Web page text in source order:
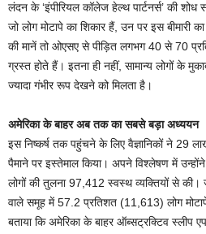
लंदन के ‘इंपीरियल कॉलेज हेल्थ पार्टनर्स’ की
जो लोग मोटापे का शिकार हैं, उन पर इस बीमारी
की मानें तो ओएसए से पीड़ित लगभग 40 से 70
ग्रस्त होते हैं। इतना ही नहीं, सामान्य लोगों के
ज्यादा गंभीर रूप देखने को मिलता है।
अमेरिका के बाहर अब तक का सबसे बड़ा अध्ययन
इस निष्कर्ष तक पहुंचने के लिए वैज्ञानिकों ने 29
पैमाने पर इस्तेमाल किया। अपने विश्लेषण में
लोगों की तुलना 97,412 स्वस्थ व्यक्तियों से की।
वाले समूह में 57.2 प्रतिशत (11,613) लोग
बताया कि अमेरिका के बाहर ऑब्सट्रक्टिव स्लीप